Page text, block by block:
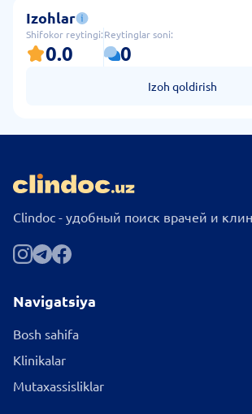
Izohlar
Shifokor reytingi:
0.0
Reytinglar soni:
0
Izoh qoldirish
Clindoc - удобный поиск врачей и
Navigatsiya
Bosh sahifa
Klinikalar
Mutaxassisliklar